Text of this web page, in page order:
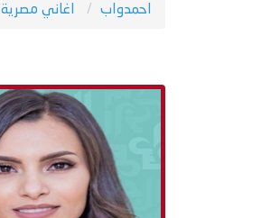
احمدواب اغاني مصرية